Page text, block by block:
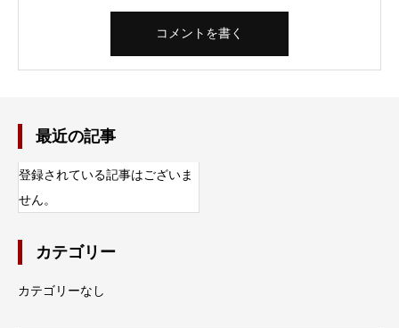
最近の記事
登録されている記事はございま
せん。
カテゴリー
カテゴリーなし